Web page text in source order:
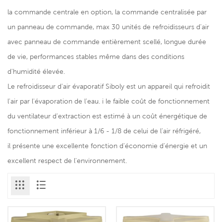
la commande centrale en option, la commande centralisée par
un panneau de commande, max 30 unités de refroidisseurs d'air
avec panneau de commande entièrement scellé, longue durée
de vie, performances stables même dans des conditions
d'humidité élevée.
Le refroidisseur d'air évaporatif Siboly est un appareil qui refroidit
l'air par l'évaporation de l'eau. i le faible coût de fonctionnement
du ventilateur d'extraction est estimé à un coût énergétique de
fonctionnement inférieur à 1/6 - 1/8 de celui de l'air réfrigéré,
il présente une excellente fonction d'économie d'énergie et un
excellent respect de l'environnement.